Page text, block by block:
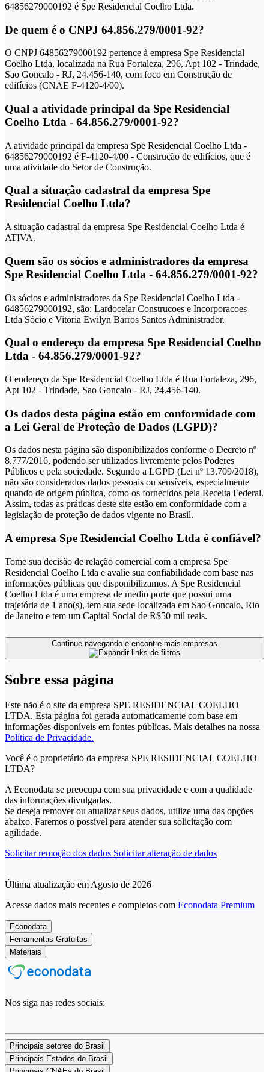
64856279000192 é Spe Residencial Coelho Ltda.
De quem é o CNPJ 64.856.279/0001-92?
O CNPJ 64856279000192 pertence à empresa Spe Residencial
Coelho Ltda, localizada na Rua Fortaleza, 296, Apt 102 - Trindade,
Sao Goncalo - RJ, 24.456-140, com foco em Construção de
edifícios (CNAE F-4120-4/00).
Qual a atividade principal da Spe Residencial
Coelho Ltda - 64.856.279/0001-92?
A atividade principal da empresa Spe Residencial Coelho Ltda -
64856279000192 é F-4120-4/00 - Construção de edifícios, que é
uma atividade do Setor de Construção.
Qual a situação cadastral da empresa Spe
Residencial Coelho Ltda?
A situação cadastral da empresa Spe Residencial Coelho Ltda é
ATIVA.
Quem são os sócios e administradores da empresa
Spe Residencial Coelho Ltda - 64.856.279/0001-92?
Os sócios e administradores da Spe Residencial Coelho Ltda -
64856279000192, são: Lardocelar Construcoes e Incorporacoes
Ltda Sócio e Vitoria Ewilyn Barros Santos Administrador.
Qual o endereço da empresa Spe Residencial Coelho
Ltda - 64.856.279/0001-92?
O endereço da Spe Residencial Coelho Ltda é Rua Fortaleza, 296,
Apt 102 - Trindade, Sao Goncalo - RJ, 24.456-140.
Os dados desta página estão em conformidade com
a Lei Geral de Proteção de Dados (LGPD)?
Os dados nesta página são disponibilizados conforme o Decreto nº
8.777/2016, podendo ser utilizados livremente pelos Poderes
Públicos e pela sociedade. Segundo a LGPD (Lei nº 13.709/2018),
não são considerados dados pessoais ou sensíveis, especialmente
quando de origem pública, como os fornecidos pela Receita Federal.
Assim, todas as práticas deste site estão em conformidade com a
legislação de proteção de dados vigente no Brasil.
A empresa Spe Residencial Coelho Ltda é confiável?
Tome sua decisão de relação comercial com a empresa Spe
Residencial Coelho Ltda e avalie sua confiabilidade com base nas
informações públicas que disponibilizamos. A Spe Residencial
Coelho Ltda é uma empresa de medio porte que possui uma
trajetória de 1 ano(s), tem sua sede localizada em Sao Goncalo, Rio
de Janeiro e tem um Capital Social de R$50 mil reais.
Sobre essa página
Este não é o site da empresa SPE RESIDENCIAL COELHO
LTDA. Esta página foi gerada automaticamente com base em
informações disponíveis em fontes públicas. Mais detalhes na nossa
Política de Privacidade.
Você é o proprietário da empresa SPE RESIDENCIAL COELHO
LTDA?
A Econodata se preocupa com sua privacidade e com a qualidade
das informações divulgadas.
Se deseja remover ou atualizar seus dados, utilize uma das opções
abaixo. Faremos o possível para atender sua solicitação com
agilidade.
Solicitar remoção dos dados Solicitar alteração de dados
Última atualização em Agosto de 2026
Acesse dados mais recentes e completos com Econodata Premium
Econodata
Ferramentas Gratuitas
Materiais
Nos siga nas redes sociais:
Principais setores do Brasil
Principais Estados do Brasil